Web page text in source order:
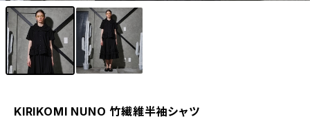
KIRIKOMI NUNO 竹繊維半袖シャツ